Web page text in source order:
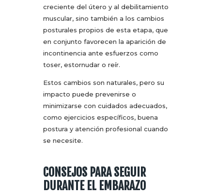
creciente del útero y al debilitamiento
muscular, sino también a los cambios
posturales propios de esta etapa, que
en conjunto favorecen la aparición de
incontinencia ante esfuerzos como
toser, estornudar o reír.
Estos cambios son naturales, pero su
impacto puede prevenirse o
minimizarse con cuidados adecuados,
como ejercicios específicos, buena
postura y atención profesional cuando
se necesite.
CONSEJOS PARA SEGUIR
DURANTE EL EMBARAZO